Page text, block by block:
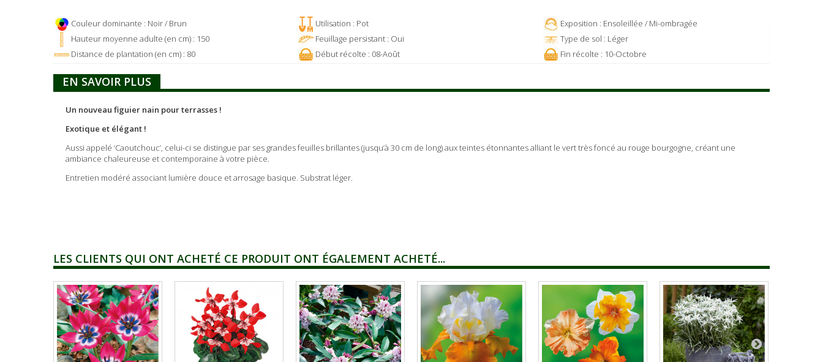
Couleur dominante : Noir / Brun Utilisation : Pot
Exposition : Ensoleillée / Mi-ombragée
Hauteur moyenne adulte (en cm) : 150
Feuillage persistant : Oui
Type de sol : Léger
Distance de plantation (en cm) : 80
Début récolte : 08-Août Fin récolte : 10-Octobre
EN SAVOIR PLUS
Un nouveau figuier nain pour terrasses !
Exotique et élégant !
Aussi appelé ‘Caoutchouc’, celui-ci se distingue par ses grandes feuilles brillantes (jusqu’à 30 cm de long) aux teintes étonnantes alliant le vert très foncé au rouge bourgogne, créant une
ambiance chaleureuse et contemporaine à votre pièce.
Entretien modéré associant lumière douce et arrosage basique. Substrat léger.
LES CLIENTS QUI ONT ACHETÉ CE PRODUIT ONT ÉGALEMENT ACHETÉ...